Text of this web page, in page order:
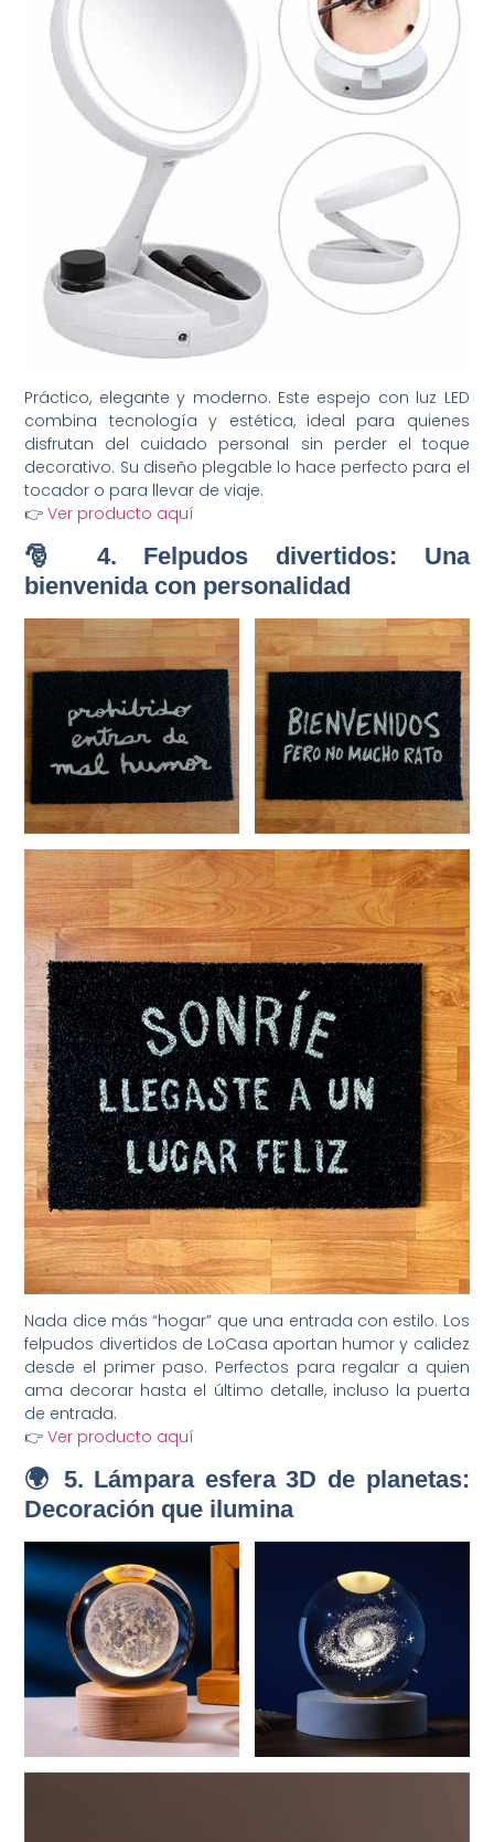
Práctico, elegante y moderno. Este espejo con luz LED
combina tecnología y estética, ideal para quienes
disfrutan del cuidado personal sin perder el toque
decorativo. Su diseño plegable lo hace perfecto para el
tocador o para llevar de viaje.
👉Ver producto aquí
🎅 4. Felpudos divertidos: Una
bienvenida con personalidad
Nada dice más “hogar” que una entrada con estilo. Los
felpudos divertidos de LoCasa aportan humor y calidez
desde el primer paso. Perfectos para regalar a quien
ama decorar hasta el último detalle, incluso la puerta
de entrada.
👉Ver producto aquí
🌍 5. Lámpara esfera 3D de planetas:
Decoración que ilumina